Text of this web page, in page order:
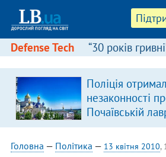
Defense Tech “30 років
Поліція
незаконності
Почаївській
Головна — Політика — 13 квітня 2010,